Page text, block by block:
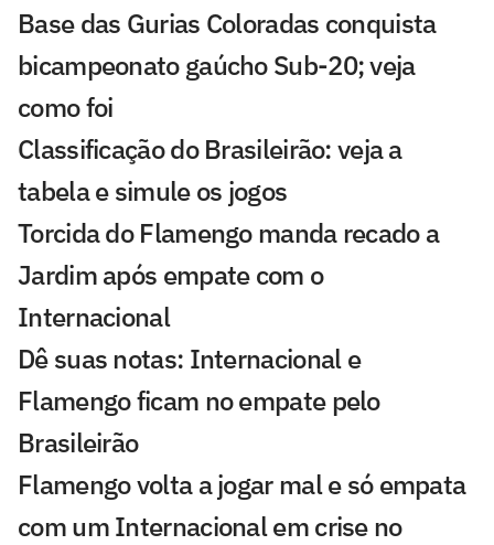
Base das Gurias Coloradas conquista
bicampeonato gaúcho Sub-20; veja
como foi
Classificação do Brasileirão: veja a
tabela e simule os jogos
Torcida do Flamengo manda recado a
Jardim após empate com o
Internacional
Dê suas notas: Internacional e
Flamengo ficam no empate pelo
Brasileirão
Flamengo volta a jogar mal e só empata
com um Internacional em crise no